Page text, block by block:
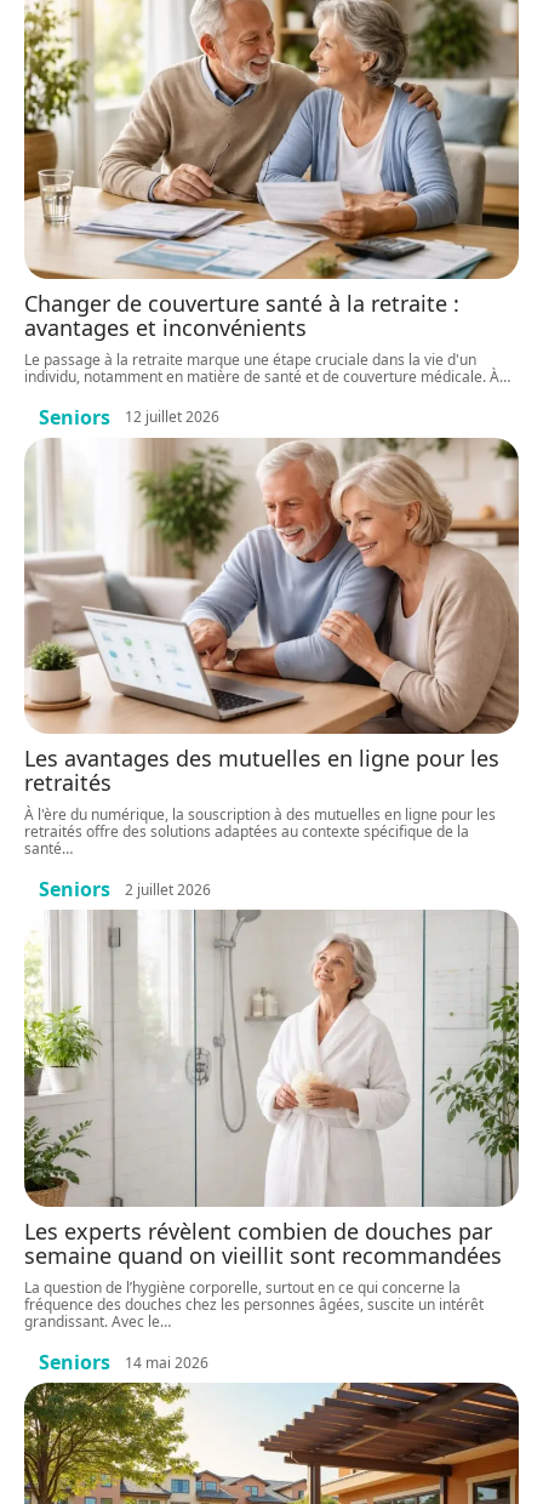
Changer de couverture santé à la retraite :
avantages et inconvénients
Le passage à la retraite marque une étape cruciale dans la vie d'un
individu, notamment en matière de santé et de couverture médicale. À…
Seniors 12 juillet 2026
Les avantages des mutuelles en ligne pour les
retraités
À l'ère du numérique, la souscription à des mutuelles en ligne pour les
retraités offre des solutions adaptées au contexte spécifique de la
santé…
Seniors 2 juillet 2026
Les experts révèlent combien de douches par
semaine quand on vieillit sont recommandées
La question de l’hygiène corporelle, surtout en ce qui concerne la
fréquence des douches chez les personnes âgées, suscite un intérêt
grandissant. Avec le…
Seniors 14 mai 2026